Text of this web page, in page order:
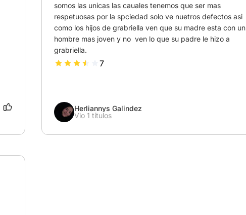
somos las unicas las cauales tenemos que ser mas
respetuosas por la spciedad solo ve nuetros defectos asi
como los hijos de grabriella ven que su madre esta con un
hombre mas joven y no  ven lo que su padre le hizo a
grabriella.
7
Herliannys Galindez
Vio 1 títulos